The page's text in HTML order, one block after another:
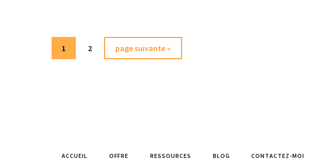
Page
1 Page
2
Aller
à
page suivante »
ACCUEIL OFFRE RESSOURCES BLOG CONTACTEZ-MOI